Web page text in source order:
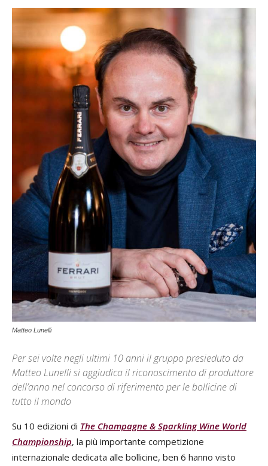
Matteo Lunelli
Per sei volte negli ultimi 10 anni il gruppo presieduto da
Matteo Lunelli si aggiudica il riconoscimento di produttore
dell’anno nel concorso di riferimento per le bollicine di
tutto il mondo
Su 10 edizioni di The Champagne & Sparkling Wine World
Championship, la più importante competizione
internazionale dedicata alle bollicine, ben 6 hanno visto